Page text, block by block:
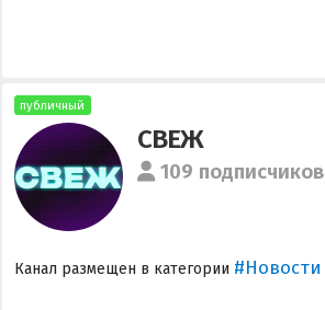
публичный
СВЕЖ
109 подписчиков
Канал размещен в категории #Новости